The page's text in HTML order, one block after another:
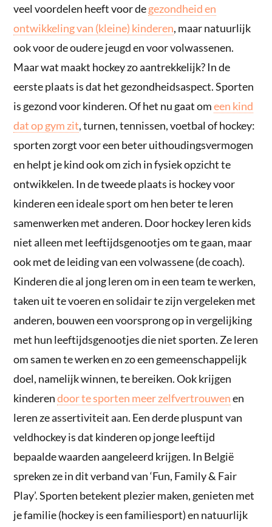
veel voordelen heeft voor degezondheid en
ontwikkeling van (kleine) kinderen, maar natuurlijk
ook voor de oudere jeugd en voor volwassenen.
Maar wat maakt hockey zo aantrekkelijk? In de
eerste plaats is dat het gezondheidsaspect. Sporten
is gezond voor kinderen. Of het nu gaat omeen kind
dat op gym zit, turnen, tennissen, voetbal of hockey:
sporten zorgt voor een beter uithoudingsvermogen
en helpt je kind ook om zich in fysiek opzicht te
ontwikkelen. In de tweede plaats is hockey voor
kinderen een ideale sport om hen beter te leren
samenwerken met anderen. Door hockey leren kids
niet alleen met leeftijdsgenootjes om te gaan, maar
ook met de leiding van een volwassene (de coach).
Kinderen die al jong leren om in een team te werken,
taken uit te voeren en solidair te zijn vergeleken met
anderen, bouwen een voorsprong op in vergelijking
met hun leeftijdsgenootjes die niet sporten. Ze leren
om samen te werken en zo een gemeenschappelijk
doel, namelijk winnen, te bereiken. Ook krijgen
kinderendoor te sporten meer zelfvertrouwenen
leren ze assertiviteit aan. Een derde pluspunt van
veldhockey is dat kinderen op jonge leeftijd
bepaalde waarden aangeleerd krijgen. In België
spreken ze in dit verband van ‘Fun, Family & Fair
Play’. Sporten betekent plezier maken, genieten met
je familie (hockey is een familiesport) en natuurlijk